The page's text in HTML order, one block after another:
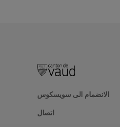
الانضمام الى سويسكوس
اتصال